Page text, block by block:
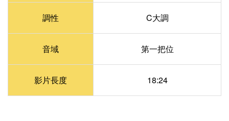
調性 C大調
音域 第一把位
影片長度 18:24